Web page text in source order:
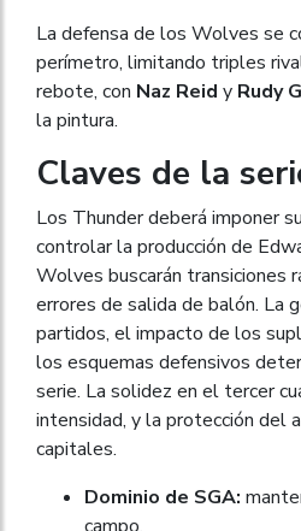
La defensa de los Wolves se
perímetro, limitando triples
rebote, con Naz Reid y Rudy
la pintura.
Claves de la
Los Thunder deberá imponer
controlar la producción de
Wolves buscarán transiciones
errores de salida de balón. La
partidos, el impacto de los
los esquemas defensivos
serie. La solidez en el tercer
intensidad, y la protección del
capitales.
Dominio de SGA: